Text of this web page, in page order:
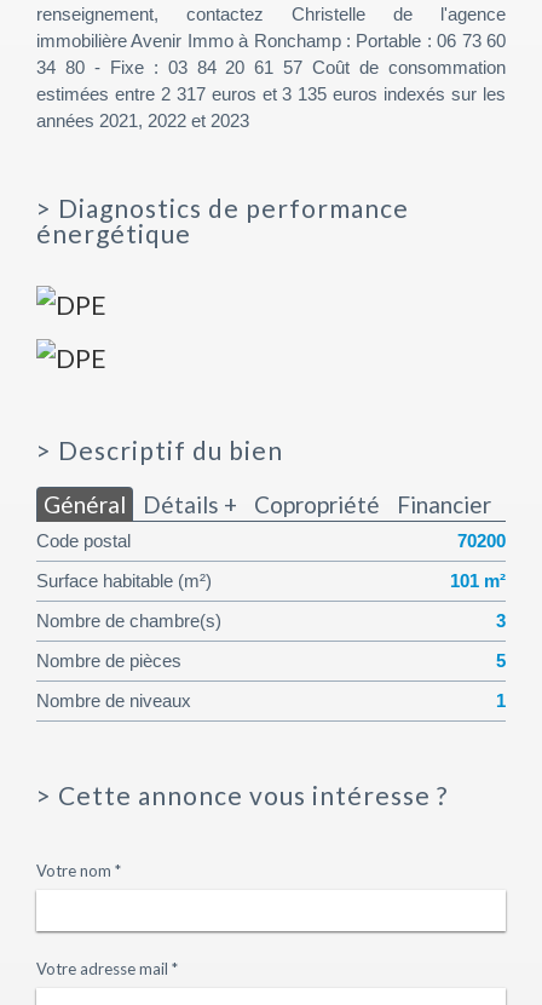
renseignement, contactez Christelle de l'agence
immobilière Avenir Immo à Ronchamp : Portable : 06 73 60
34 80 - Fixe : 03 84 20 61 57 Coût de consommation
estimées entre 2 317 euros et 3 135 euros indexés sur les
années 2021, 2022 et 2023
> Diagnostics de performance
énergétique
> Descriptif du bien
Général Détails + Copropriété Financier
Code postal 70200
Surface habitable (m²) 101 m²
Nombre de chambre(s) 3
Nombre de pièces 5
Nombre de niveaux 1
> Cette annonce vous intéresse ?
Votre nom *
Votre adresse mail *